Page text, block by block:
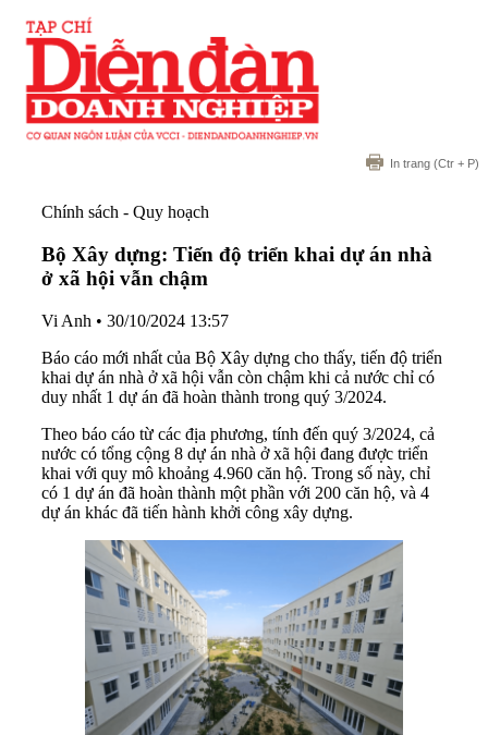
In trang (Ctr + P)
Chính sách - Quy hoạch
Bộ Xây dựng: Tiến độ triển khai dự án nhà
ở xã hội vẫn chậm
Vi Anh • 30/10/2024 13:57
Báo cáo mới nhất của Bộ Xây dựng cho thấy, tiến độ triển
khai dự án nhà ở xã hội vẫn còn chậm khi cả nước chỉ có
duy nhất 1 dự án đã hoàn thành trong quý 3/2024.
Theo báo cáo từ các địa phương, tính đến quý 3/2024, cả
nước có tổng cộng 8 dự án nhà ở xã hội đang được triển
khai với quy mô khoảng 4.960 căn hộ. Trong số này, chỉ
có 1 dự án đã hoàn thành một phần với 200 căn hộ, và 4
dự án khác đã tiến hành khởi công xây dựng.